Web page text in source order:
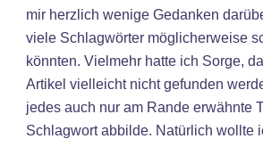
mir herzlich wenige Gedanken
viele Schlagwörter möglicherweise
könnten. Vielmehr hatte ich Sorge,
Artikel vielleicht nicht gefunden
jedes auch nur am Rande erwähnte
Schlagwort abbilde. Natürlich wollte